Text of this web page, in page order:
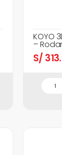
KOYO
–
S/